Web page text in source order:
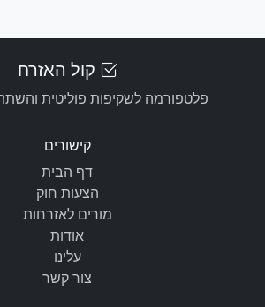
קול האזרח
פלטפורמה לשקיפות פוליטית
קישורים
דף הבית
הצעות חוק
מורים לאזרחות
אודות
עלינו
צור קשר